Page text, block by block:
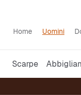
Home Uomini
Scarpe